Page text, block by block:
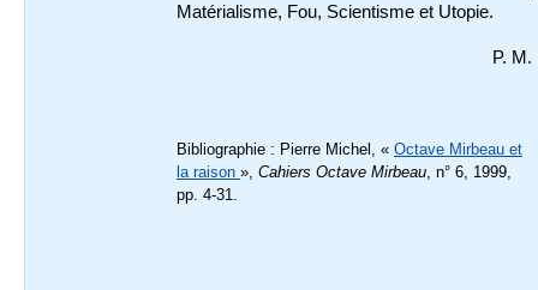
Matérialisme, Fou, Scientisme et Utopie.
P. M.
Bibliographie : Pierre Michel, « Octave Mirbeau et
la raison », Cahiers Octave Mirbeau, n° 6, 1999,
pp. 4-31.